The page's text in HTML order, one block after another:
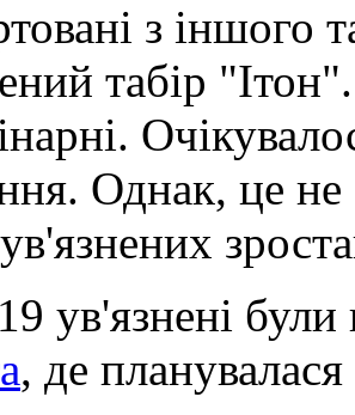
з іншого
табір
Однак, це не
ув'язнені були
, де